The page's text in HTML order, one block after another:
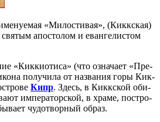
«Ми­ло­сти­вая», (Кикк­ская)
апо­сто­лом и еван­ге­ли­стом
«Кик­ки­о­ти­са» (что озна­ча­ет «Пре­
по­лу­чи­ла от на­зва­ния го­ры Кик­
Кипр. Здесь, в Кикк­ской оби­
им­пе­ра­тор­ской, в хра­ме, по­стро­
чу­до­твор­ный об­раз.